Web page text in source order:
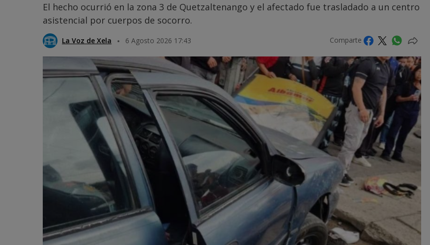
El hecho ocurrió en la zona 3 de Quetzaltenango y el afectado fue trasladado a un centro
asistencial por cuerpos de socorro.
La Voz de Xela 6 Agosto 2026 17:43 Comparte